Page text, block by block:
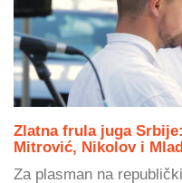
Zlatna frula juga
Mitrović, Nikolov i
Za plasman na